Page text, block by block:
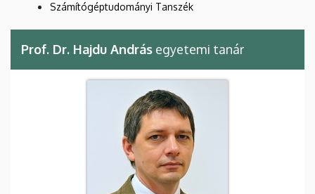
Számítógéptudományi Tanszék
Prof. Dr. Hajdu András egyetemi tanár